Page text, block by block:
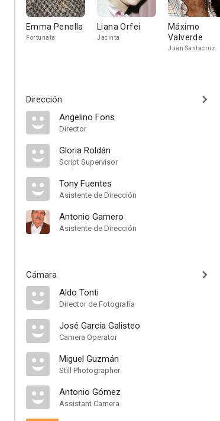
Emma Penella
Fortunata
Liana Orfei
Jacinta
Máximo
Valverde
Juan Santacruz
Dirección
Angelino Fons
Director
Gloria Roldán
Script Supervisor
Tony Fuentes
Asistente de Dirección
Antonio Gamero
Asistente de Dirección
Cámara
Aldo Tonti
Director de Fotografía
José García Galisteo
Camera Operator
Miguel Guzmán
Still Photographer
Antonio Gómez
Assistant Camera